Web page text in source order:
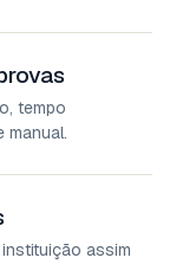
tempo
manual.
assim